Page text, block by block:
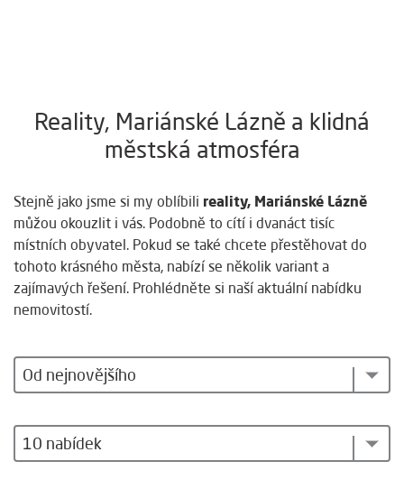
Reality, Mariánské Lázně a klidná
městská atmosféra
Stejně jako jsme si my oblíbili reality, Mariánské Lázně
můžou okouzlit i vás. Podobně to cítí i dvanáct tisíc
místních obyvatel. Pokud se také chcete přestěhovat do
tohoto krásného města, nabízí se několik variant a
zajímavých řešení. Prohlédněte si naší aktuální nabídku
nemovitostí.
Od nejnovějšího
10 nabídek